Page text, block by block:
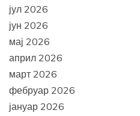
јул 2026
јун 2026
мај 2026
април 2026
март 2026
фебруар 2026
јануар 2026